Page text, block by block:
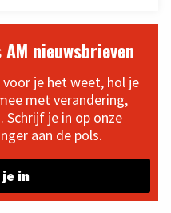
nieuwsbrieven
je het weet, hol je
met verandering,
Schrijf je in op onze
aan de pols.
in